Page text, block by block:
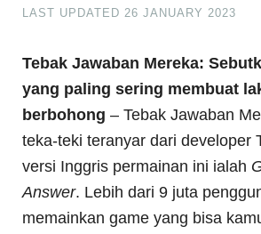
LAST UPDATED26 JANUARY 2023
Tebak Jawaban Mereka:
yang paling sering membuat
berbohong – Tebak Jawaban
teka-teki teranyar dari developer
versi Inggris permainan ini ialah
Answer. Lebih dari 9 juta
memainkan game yang bisa